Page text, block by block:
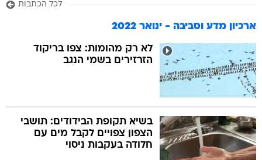
לכל הכתבות
ארכיון מדע וסביבה - ינואר 2022
לא רק מהומות: צפו בריקוד
הזרזירים בשמי הנגב
בשיא תקופת הבידודים: תושבי
הצפון צפויים לקבל מים עם
חלודה בעקבות ניסוי